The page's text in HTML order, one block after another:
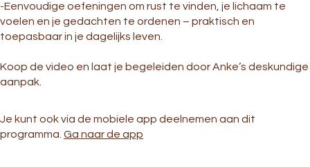
-Eenvoudige oefeningen om rust te vinden, je lichaam te
voelen en je gedachten te ordenen – praktisch en
toepasbaar in je dagelijks leven.
Koop de video en laat je begeleiden door Anke’s deskundige
aanpak.
Je kunt ook via de mobiele app deelnemen aan dit
programma. Ga naar de app